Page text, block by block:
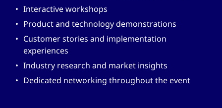
Interactive workshops
Product and technology demonstrations
Customer stories and implementation
experiences
Industry research and market insights
Dedicated networking throughout the event